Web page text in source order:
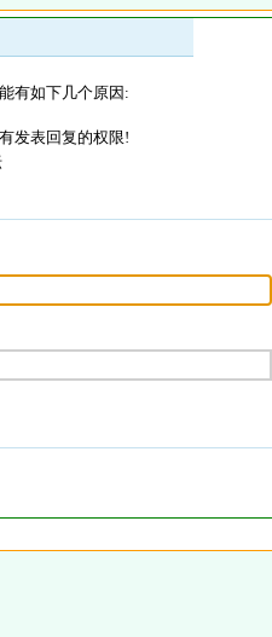
有如下几个原因:
发表回复的权限!